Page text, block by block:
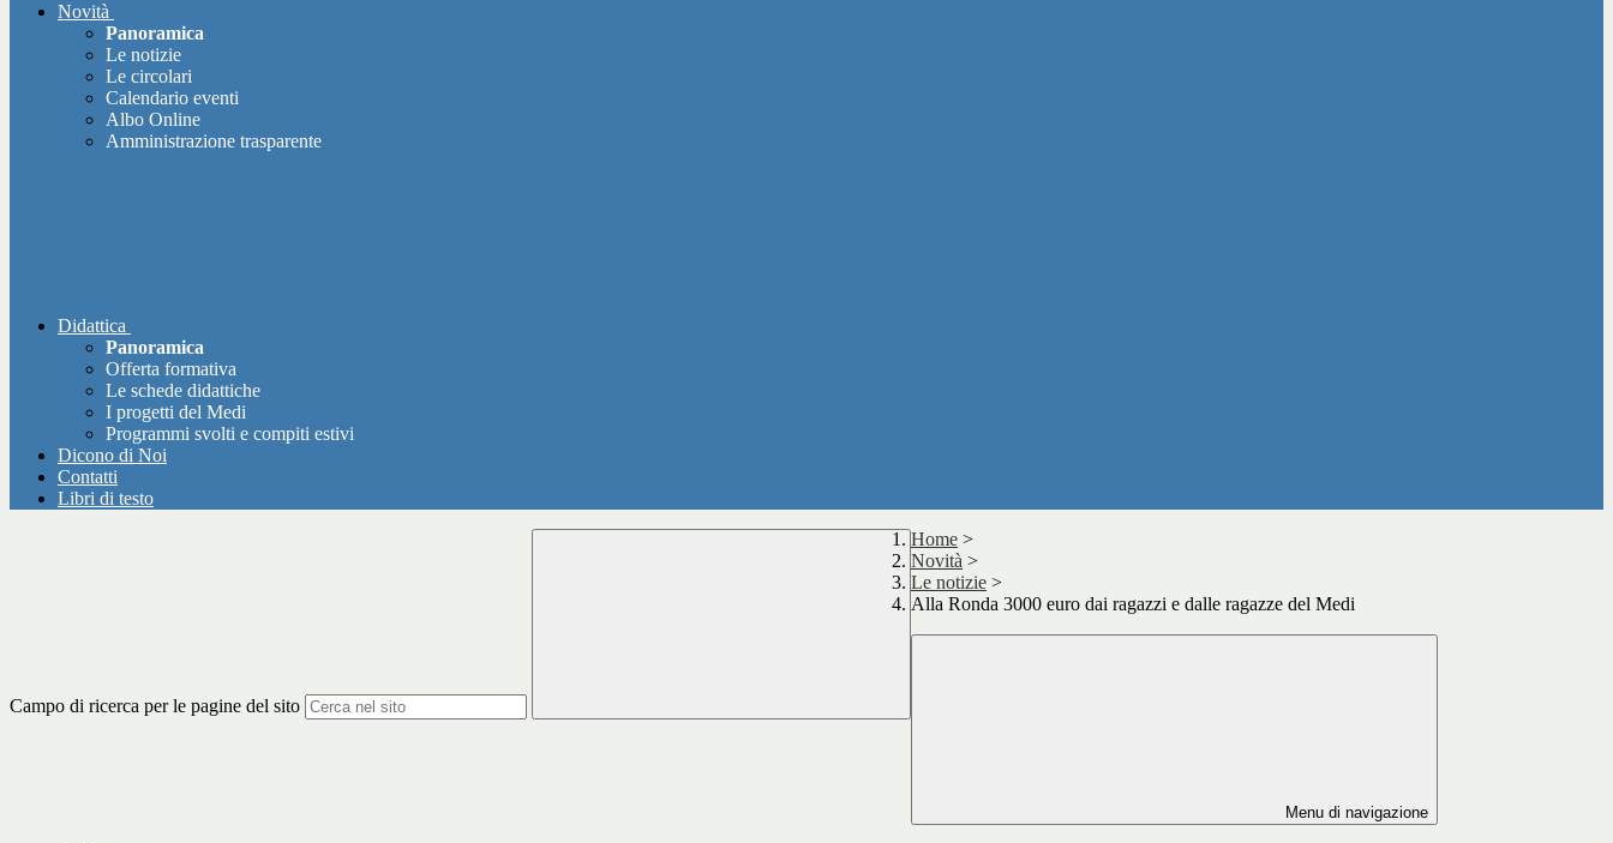
Novità
Panoramica
Le notizie
Le circolari
Calendario eventi
Albo Online
Amministrazione trasparente
Didattica
Panoramica
Offerta formativa
Le schede didattiche
I progetti del Medi
Programmi svolti e compiti estivi
Dicono di Noi
Contatti
Libri di testo
Campo di ricerca per le pagine del sito
Home >
Novità >
Le notizie >
Alla Ronda 3000 euro dai ragazzi e dalle ragazze del Medi
Menu di navigazione